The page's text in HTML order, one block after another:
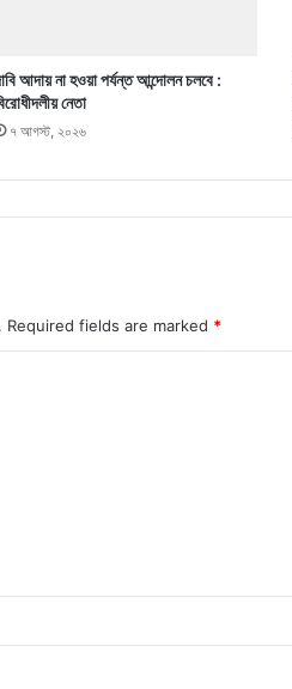
আদায় না হওয়া পর্যন্ত আন্দোলন চলবে :
নেতা
৭ আগস্ট, ২০২৬
Required fields are marked *